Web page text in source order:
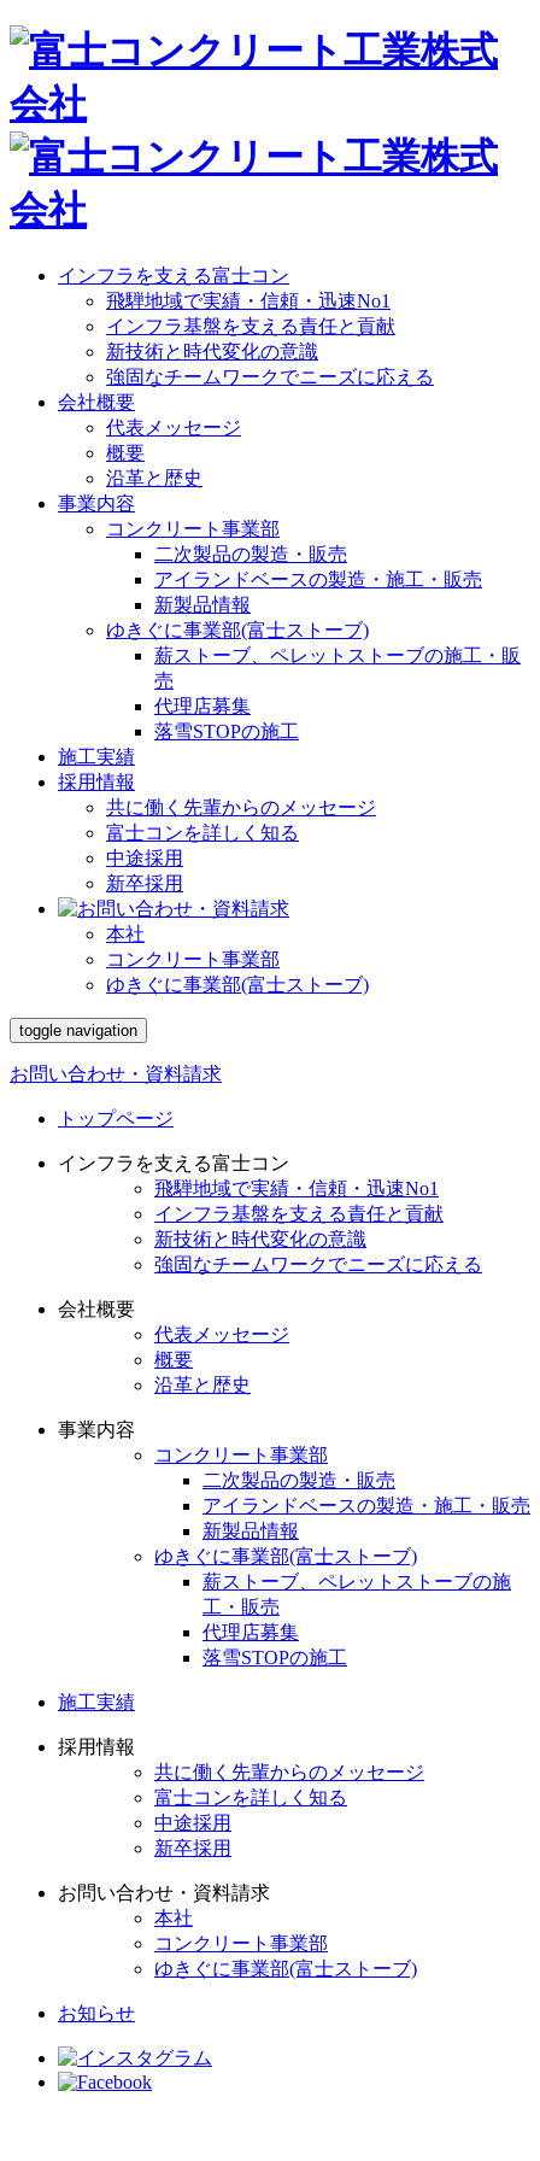
インフラを支える富士コン
飛騨地域で実績・信頼・迅速No1
インフラ基盤を支える責任と貢献
新技術と時代変化の意識
強固なチームワークでニーズに応える
会社概要
代表メッセージ
概要
沿革と歴史
事業内容
コンクリート事業部
二次製品の製造・販売
アイランドベースの製造・施工・販売
新製品情報
ゆきぐに事業部(富士ストーブ)
薪ストーブ、ペレットストーブの施工・販
売
代理店募集
落雪STOPの施工
施工実績
採用情報
共に働く先輩からのメッセージ
富士コンを詳しく知る
中途採用
新卒採用
本社
コンクリート事業部
ゆきぐに事業部(富士ストーブ)
toggle navigation
お問い合わせ・資料請求
トップページ
インフラを支える富士コン
飛騨地域で実績・信頼・迅速No1
インフラ基盤を支える責任と貢献
新技術と時代変化の意識
強固なチームワークでニーズに応える
会社概要
代表メッセージ
概要
沿革と歴史
事業内容
コンクリート事業部
二次製品の製造・販売
アイランドベースの製造・施工・販売
新製品情報
ゆきぐに事業部(富士ストーブ)
薪ストーブ、ペレットストーブの施
工・販売
代理店募集
落雪STOPの施工
施工実績
採用情報
共に働く先輩からのメッセージ
富士コンを詳しく知る
中途採用
新卒採用
お問い合わせ・資料請求
本社
コンクリート事業部
ゆきぐに事業部(富士ストーブ)
お知らせ